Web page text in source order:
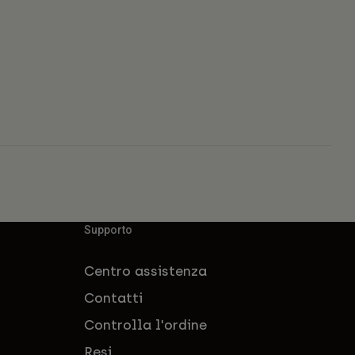
Supporto
Centro assistenza
Contatti
Controlla l'ordine